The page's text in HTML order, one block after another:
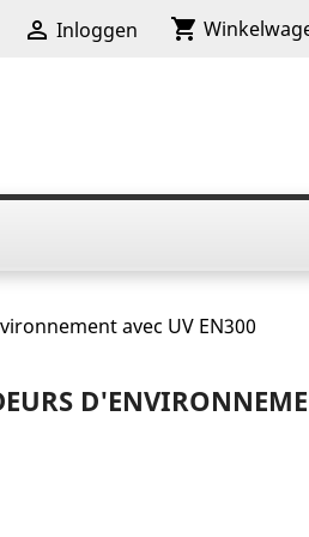
 Inloggen shopping_cart
avec UV EN300